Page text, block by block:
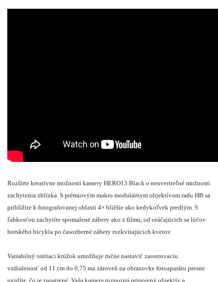
Rozšírte kreatívne možnosti kamery HERO13 Black o neuveriteľné možnosti
zachytenia zblízka. S prémiovým makro modulárnym objektívom radu HB sa
priblížite k fotografovanej oblasti 4× bližšie ako kedykoľvek predtým. S
ľahkosťou zachytíte spomalené zábery ako z filmu, od otáčajúcich sa lúčov
horského bicykla po časozberné zábery rozkvitajúcich kvetov.
Variabilný ostriaci krúžok umožňuje ručne nastaviť zaostrovaciu
vzdialenosť od 11 cm do 0,75 ma zároveň na obrazovke fotoaparátu presne
uvidíte, čo je zaostrené. Vaša kamera rozpozná pripojený objektív a